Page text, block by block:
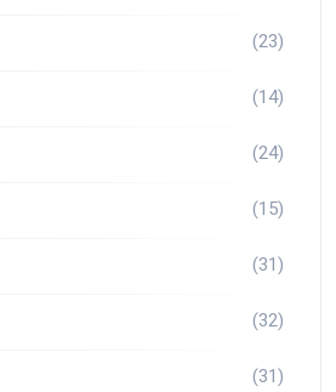
(23)
(14)
(24)
(15)
(31)
(32)
(31)